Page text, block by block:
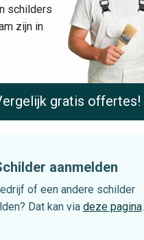
schilders
zijn in
gratis offertes!
aanmelden
of een andere schilder
Dat kan via deze pagina.